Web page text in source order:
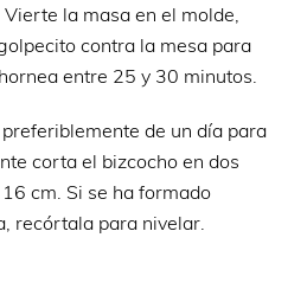
la masa en el molde,
contra la mesa para
entre 25 y 30 minutos.
de un día para
corta el bizcocho en dos
cm. Si se ha formado
recórtala para nivelar.